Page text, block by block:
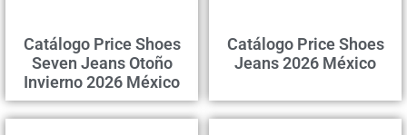
Catálogo Price Shoes
Seven Jeans Otoño
Invierno 2026 México
Catálogo Price Shoes
Jeans 2026 México